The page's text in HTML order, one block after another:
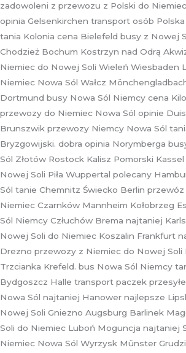
zadowoleni z przewozu z Polski do
opinia Gelsenkirchen transport osób
tania Kolonia cena Bielefeld busy z Nowej
Chodzież Bochum Kostrzyn nad Odrą
Niemiec do Nowej Soli Wieleń Wiesbaden
Niemiec Nowa Sól Wałcz
Dortmund busy Nowa Sól Niemcy cena
przewozy do Niemiec Nowa Sól opinie
Brunszwik przewozy Niemcy Nowa Sól
Bryzgowijski. dobra opinia Norymberga
Sól Złotów Rostock Kalisz Pomorski
Nowej Soli Piła Wuppertal polecany
Sól tanie Chemnitz Świecko Berlin
Niemiec Czarnków Mannheim Kołobrzeg
Sól Niemcy Człuchów Brema najtaniej
Nowej Soli do Niemiec Koszalin Frankfurt
Drezno przewozy z Niemiec do Nowej Soli
Trzcianka Krefeld. bus Nowa Sól Niemcy
Bydgoszcz Halle transport paczek
Nowa Sól najtaniej Hanower najlepsze
Nowej Soli Gniezno Augsburg Barlinek
Soli do Niemiec Luboń Moguncja najtaniej
Niemiec Nowa Sól Wyrzysk Münster